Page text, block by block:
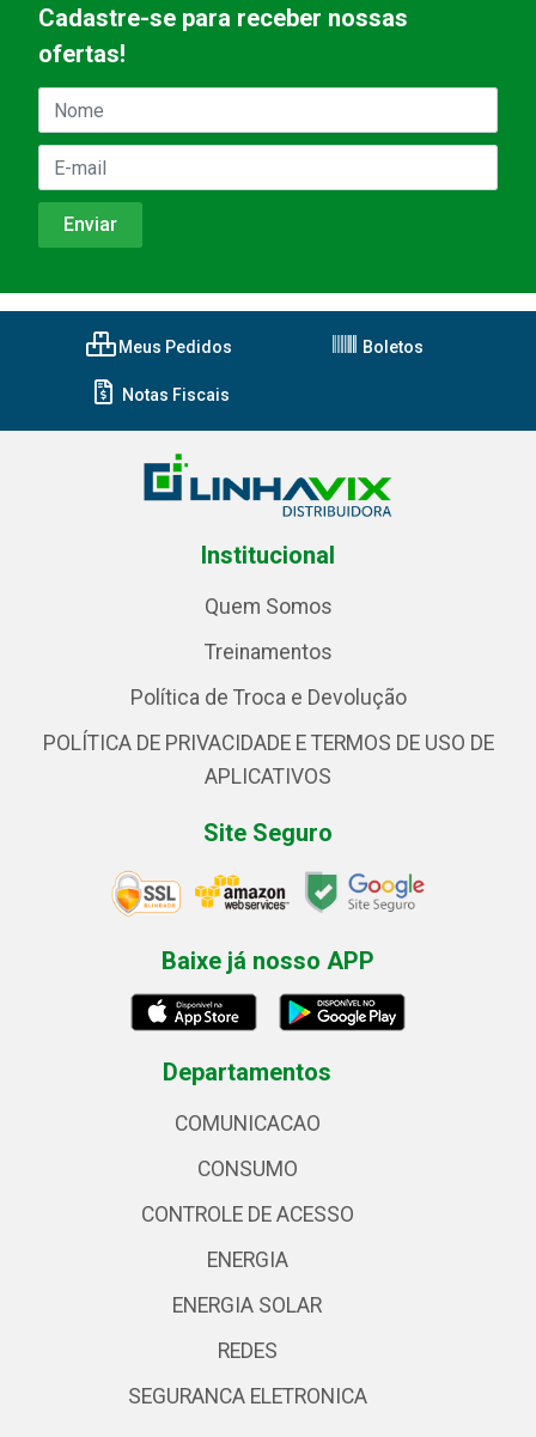
Cadastre-se para receber nossas
ofertas!
Meus Pedidos Boletos
Notas Fiscais
Institucional
Quem Somos
Treinamentos
Política de Troca e Devolução
POLÍTICA DE PRIVACIDADE E TERMOS DE USO DE
APLICATIVOS
Site Seguro
Baixe já nosso APP
Departamentos
COMUNICACAO
CONSUMO
CONTROLE DE ACESSO
ENERGIA
ENERGIA SOLAR
REDES
SEGURANCA ELETRONICA